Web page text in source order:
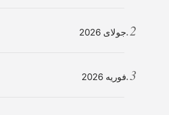
جولای 2026
فوریه 2026